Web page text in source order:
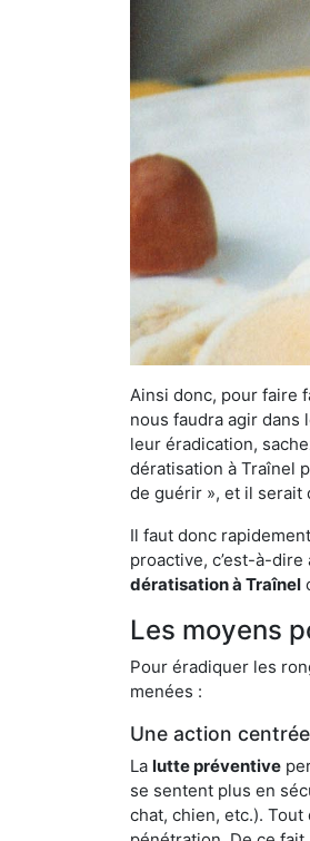
Ainsi donc, pour faire
nous faudra agir
leur éradication,
dératisation à Traînel
de guérir », et il serait
Il faut donc
proactive, c’est-à-
dératisation à Traînel
Les moyens
Pour éradiquer les
menées :
Une action
La lutte préventive
se sentent plus en
chat, chien, etc.).